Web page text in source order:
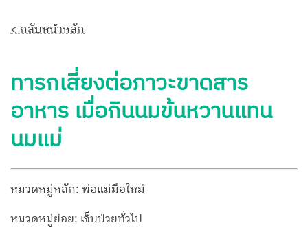
< กลับหน้าหลัก
ทารกเสี่ยงต่อภาวะขาดสาร
อาหาร เมื่อกินนมข้นหวานแทน
นมแม่
หมวดหมู่หลัก: พ่อแม่มือใหม่
หมวดหมู่ย่อย: เจ็บป่วยทั่วไป